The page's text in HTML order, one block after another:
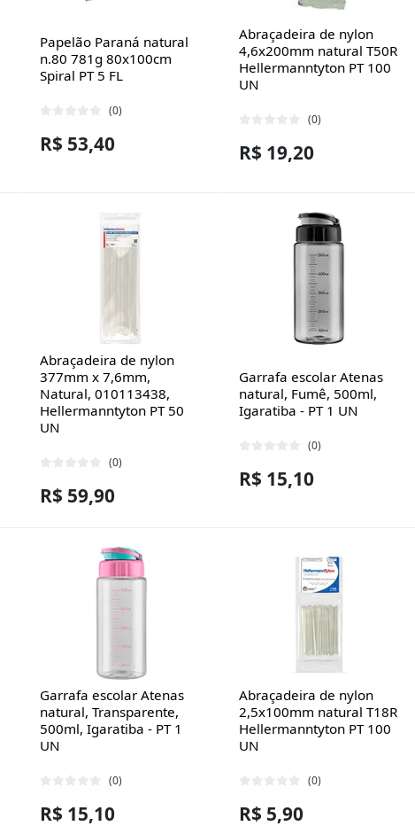
Papelão Paraná natural
n.80 781g 80x100cm
Spiral PT 5 FL
(0)
R$ 53,40
Abraçadeira de nylon
4,6x200mm natural T50R
Hellermanntyton PT 100
UN
(0)
R$ 19,20
Abraçadeira de nylon
377mm x 7,6mm,
Natural, 010113438,
Hellermanntyton PT 50
UN
(0)
R$ 59,90
Garrafa escolar Atenas
natural, Fumê, 500ml,
Igaratiba - PT 1 UN
(0)
R$ 15,10
Garrafa escolar Atenas
natural, Transparente,
500ml, Igaratiba - PT 1
UN
(0)
R$ 15,10
Abraçadeira de nylon
2,5x100mm natural T18R
Hellermanntyton PT 100
UN
(0)
R$ 5,90